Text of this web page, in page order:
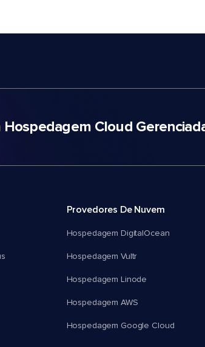
Hospedagem Cloud
Provedores De Nuvem
Hospedagem DigitalOcean
Hospedagem Vultr
Hospedagem Linode
Hospedagem AWS
Hospedagem Google Cloud